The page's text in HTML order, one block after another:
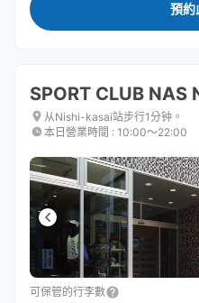
預約
SPORT CLUB NAS
从Nishi-kasai站步行1分钟。
本日營業時間 : 10:00〜22:00
可保管的行李數